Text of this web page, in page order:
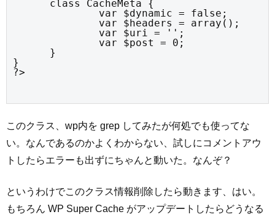
}
?>
このクラス、wp内を grep してみたが何処でも使ってな
い。なんであるのかよくわからない、試しにコメントアウ
トしたらエラーも出ずにちゃんと動いた。なんぞ？
というわけでこのクラス情報削除したら動きます、はい。
もちろん WP Super Cache がアップデートしたらどうなる